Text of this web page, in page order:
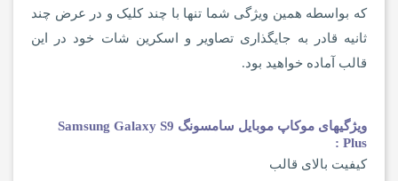
که بواسطه همین ویژگی شما تنها با چند کلیک و در عرض چند
ثانیه قادر به جایگذاری تصاویر و اسکرین شات خود در این
قالب آماده خواهید بود.
ویژگیهای موکاپ موبایل سامسونگ Samsung Galaxy S9
Plus :
کیفیت بالای قالب